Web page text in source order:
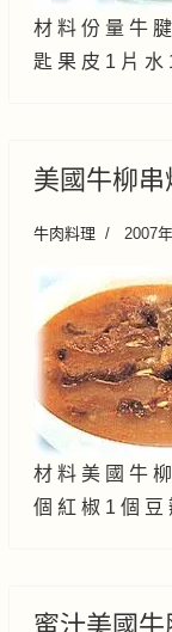
材 料 份 量 牛
匙 果 皮 1 片 水
美國牛柳串
牛肉料理 2007
材 料 美 國 牛
個 紅 椒 1 個 豆
蜜汁美國牛